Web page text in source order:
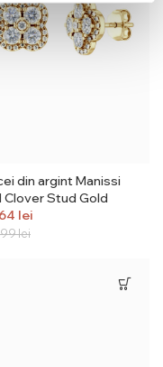
din argint Manissi
Clover Stud Gold
lei
lei